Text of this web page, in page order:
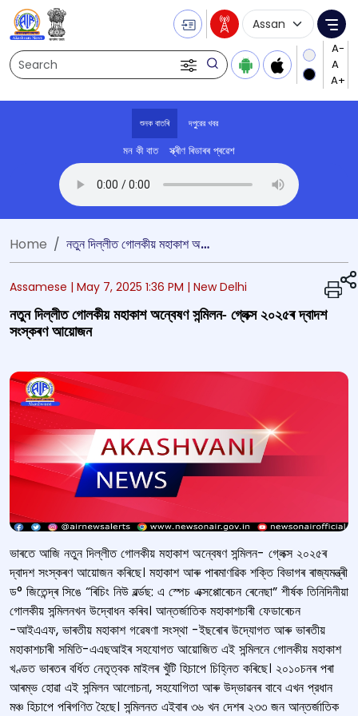
Search
Language
শুনক বাতৰি দপুুরের খবর
মন কী বাত স্ক্ৰীণ ৰিডাৰৰ প্ৰৱেশ
Home নতুন দিল্লীত গোলকীয় মহাকাশ অন্বেষণ সন্মিলন- গ্লেক্স ২০২৫ৰ দ্বাদশ সংস্কৰণ আয়োজন
Assamese | May 7, 2025 1:36 PM | New Delhi
নতুন দিল্লীত গোলকীয় মহাকাশ অন্বেষণ সন্মিলন- গ্লেক্স ২০২৫ৰ দ্বাদশ
সংস্কৰণ আয়োজন
ভাৰতে আজি নতুন দিল্লীত গোলকীয় মহাকাশ অন্বেষণ সন্মিলন- গ্লেক্স ২০২৫ৰ
দ্বাদশ সংস্কৰণ আয়োজন কৰিছে। মহাকাশ আৰু পাৰমাণৱিক শক্তি বিভাগৰ ৰাজ্যমন্ত্ৰী
ড° জিতেন্দ্ৰ সিঙে “ৰিচিং নিউ ৱৰ্ল্ডছ: এ স্পেচ এক্সপ্পোৰেচন ৰেনেছা” শীর্ষক তিনিদিনীয়া
গোলকীয় সন্মিলনখন উদ্বোধন কৰিব। আন্তর্জাতিক মহাকাশচাৰী ফেডাৰেচন
-আইএএফ, ভাৰতীয় মহাকাশ গৱেষণা সংস্থা -ইছৰোৰ উদ্যোগত আৰু ভাৰতীয়
মহাকাশচাৰী সমিতি-এএছআইৰ সহযোগত আয়োজিত এই সন্মিলনে গোলকীয় মহাকাশ
খণ্ডত ভাৰতৰ বৰ্ধিত নেতৃত্বক মাইলৰ খুঁটি হিচাপে চিহ্নিত কৰিছে। ২০১০চনৰ পৰা
আৰম্ভ হোৱা এই সন্মিলন আলোচনা, সহযোগিতা আৰু উদ্ভাৱনৰ বাবে এখন প্রধান
মঞ্চ হিচাপে পৰিগণিত হৈছে। সন্মিলনত এইবাৰ ৩৬ খন দেশৰ ২৩৩ জন আন্তর্জাতিক